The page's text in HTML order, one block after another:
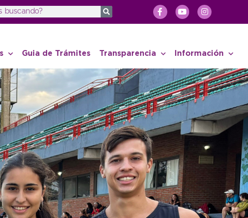
Guia de Trámites Transparencia Información